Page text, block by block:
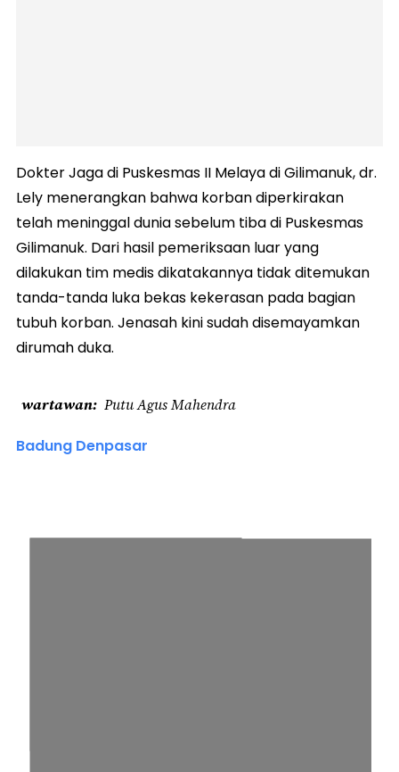
Dokter Jaga di Puskesmas II Melaya di Gilimanuk, dr.
Lely menerangkan bahwa korban diperkirakan
telah meninggal dunia sebelum tiba di Puskesmas
Gilimanuk. Dari hasil pemeriksaan luar yang
dilakukan tim medis dikatakannya tidak ditemukan
tanda-tanda luka bekas kekerasan pada bagian
tubuh korban. Jenasah kini sudah disemayamkan
dirumah duka.
wartawan Putu Agus Mahendra
Badung Denpasar